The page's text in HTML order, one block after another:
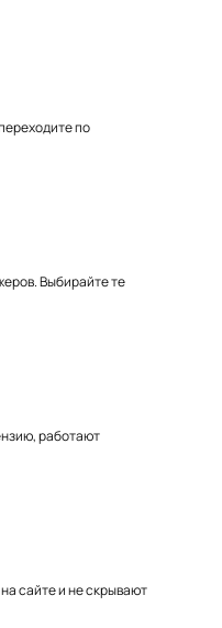
по
Выбирайте те
работают
сайте и не скрывают